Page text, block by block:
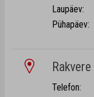
Laupäev:
Pühapäev:
Rakvere
Telefon: